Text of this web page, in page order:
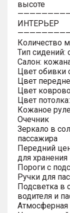
высоте
ИНТЕРЬЕР
Количество
Тип
Салон:
Цвет обивки
Цвет
Цвет
Цвет
Кожаное
Очечник
Зеркало в
пассажира
Передний
для хранения
Пороги с
Ручки для
Подсветка в
водителя и
Атмосферная